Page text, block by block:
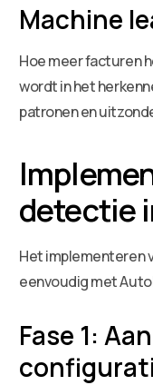
Machine
Hoe meer facturen
wordt in het
patronen en
detectie
Het implementeren
eenvoudig met
Fase 1: